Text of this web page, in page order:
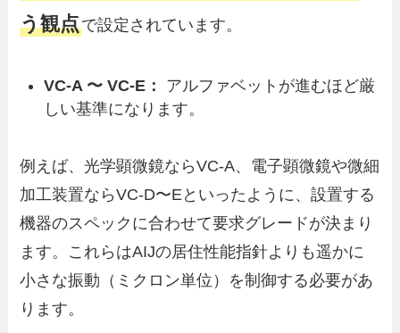
う観点で設定されています。
VC-A 〜 VC-E：
アルファベットが進むほど厳
しい基準になります。
例えば、光学顕微鏡ならVC-A、電子顕微鏡や微細
加工装置ならVC-D〜Eといったように、設置する
機器のスペックに合わせて要求グレードが決まり
ます。これらはAIJの居住性能指針よりも遥かに
小さな振動（ミクロン単位）を制御する必要があ
ります。